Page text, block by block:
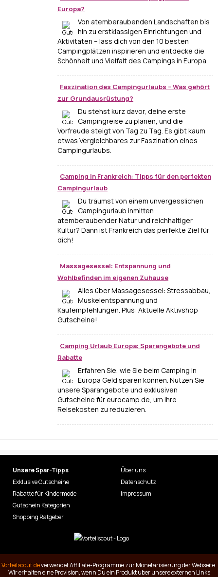
Europa?
Von atemberaubenden Landschaften bis
hin zu erstklassigen Einrichtungen und
Aktivitäten – lass dich von den 10 besten
Campingplätzen inspirieren und entdecke die
Schönheit und Vielfalt des Campings in Europa.
Faszination des Campingurlaubs – Was gehört
zur Grundausrüstung?
Du stehst kurz davor, deine erste
Campingreise zu planen, und die
Vorfreude steigt von Tag zu Tag. Es gibt kaum
etwas Vergleichbares zur Faszination eines
Campingurlaubs.
Camping in Frankreich: Tipps für den perfekten
Campingurlaub
Du träumst von einem unvergesslichen
Campingurlaub inmitten
atemberaubender Natur und reichhaltiger
Kultur? Dann ist Frankreich das perfekte Ziel für
dich!
Massagesessel: Entspannung und
Wohlbefinden im eigenen Zuhause
Alles über Massagesessel: Stressabbau,
Muskelentspannung und
Kaufempfehlungen. Plus: Aktuelle Aktivshop
Gutscheine!
Camping Urlaub Europa: Sparangebote und
Rabatte
Erfahren Sie, wie Sie beim Camping in
Europa Geld sparen können. Nutzen Sie
unsere Sparangebote und exklusiven
Gutscheine für eurocamp.de, um Ihre
Reisekosten zu reduzieren.
Unsere Spar-Tipps
Exklusive Gutscheine
Rabatte für Kindermode
Gutschein Kategorien
Shopping Ratgeber
Über uns
Datenschutz
Impressum
Vorteilscout.deverwendet Affiliate-Programme zur Monetarisierung der Webseite.
Wir erhalten eine Provision, wenn Du ein Produkt über unsere externen Links